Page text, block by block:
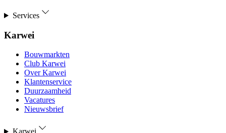
Services
Karwei
Bouwmarkten
Club Karwei
Over Karwei
Klantenservice
Duurzaamheid
Vacatures
Nieuwsbrief